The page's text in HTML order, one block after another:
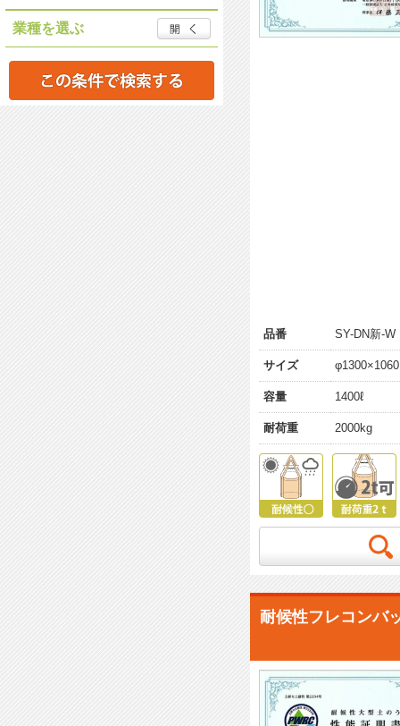
業種を選ぶ
品番 SY-DN新-W
サイズ
容量 1400ℓ
耐荷重 2000kg
耐候性フレコン